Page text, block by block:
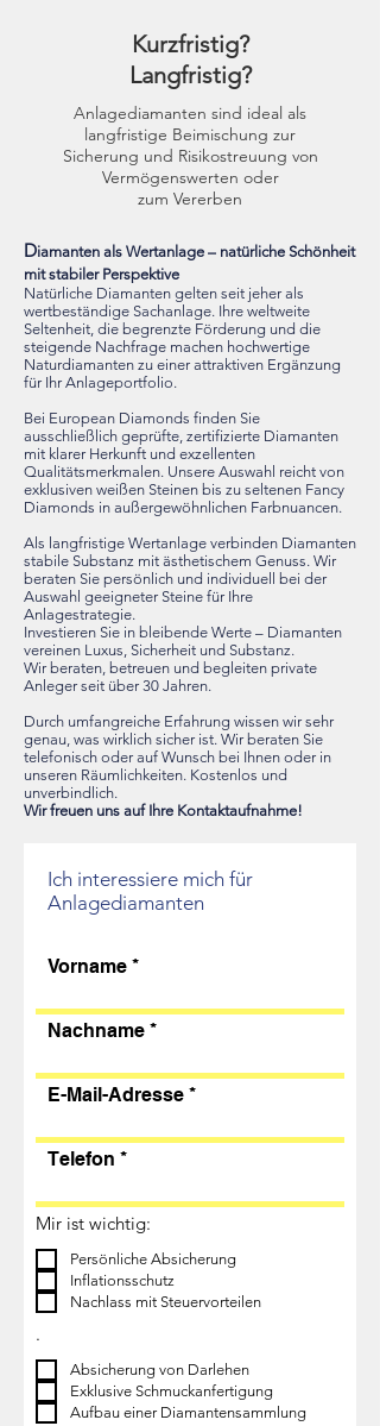
Kurzfristig?
Langfristig?
Anlagediamanten sind ideal als
langfristige Beimischung zur
Sicherung und Risikostreuung von
Vermögenswerten oder
zum Vererben
Diamanten als Wertanlage – natürliche Schönheit
mit stabiler Perspektive
Natürliche Diamanten gelten seit jeher als
wertbeständige Sachanlage. Ihre weltweite
Seltenheit, die begrenzte Förderung und die
steigende Nachfrage machen hochwertige
Naturdiamanten zu einer attraktiven Ergänzung
für Ihr Anlageportfolio.
Bei European Diamonds finden Sie
ausschließlich geprüfte, zertifizierte Diamanten
mit klarer Herkunft und exzellenten
Qualitätsmerkmalen. Unsere Auswahl reicht von
exklusiven weißen Steinen bis zu seltenen Fancy
Diamonds in außergewöhnlichen Farbnuancen.
Als langfristige Wertanlage verbinden Diamanten
stabile Substanz mit ästhetischem Genuss. Wir
beraten Sie persönlich und individuell bei der
Auswahl geeigneter Steine für Ihre
Anlagestrategie.
Investieren Sie in bleibende Werte – Diamanten
vereinen Luxus, Sicherheit und Substanz.
Wir beraten, betreuen und begleiten private
Anleger seit über 30 Jahren.
Durch umfangreiche Erfahrung wissen wir sehr
genau, was wirklich sicher ist. Wir beraten Sie
telefonisch oder auf Wunsch bei Ihnen oder in
unseren Räumlichkeiten. Kostenlos und
unverbindlich.
Wir freuen uns auf Ihre Kontaktaufnahme!
Ich interessiere mich für
Anlagediamanten
Vorname
Nachname
E-Mail-Adresse
Telefon
Mir ist wichtig:
Persönliche Absicherung
Inflationsschutz
Nachlass mit Steuervorteilen
.
Absicherung von Darlehen
Exklusive Schmuckanfertigung
Aufbau einer Diamantensammlung